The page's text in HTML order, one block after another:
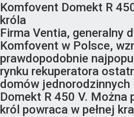
Komfovent Domekt R
króla
Firma Ventia, generalny
Komfovent w Polsce,
prawdopodobnie
rynku rekuperatora
domów jednorodzinnych
Domekt R 450 V. Można
król powraca w pełnej